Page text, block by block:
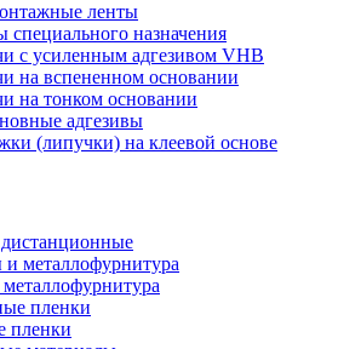
ленты
специального назначения
с усиленным адгезивом VHB
на вспененном основании
на тонком основании
адгезивы
(липучки) на клеевой основе
пленки